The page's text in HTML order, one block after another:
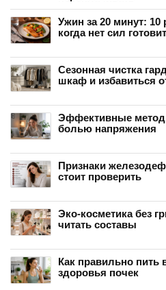
Ужин за 20 минут: 10
когда нет сил
Сезонная чистка
шкаф и избавиться
Эффективные
болью напряжения
Признаки
стоит проверить
Эко-косметика без
читать составы
Как правильно пить
здоровья почек